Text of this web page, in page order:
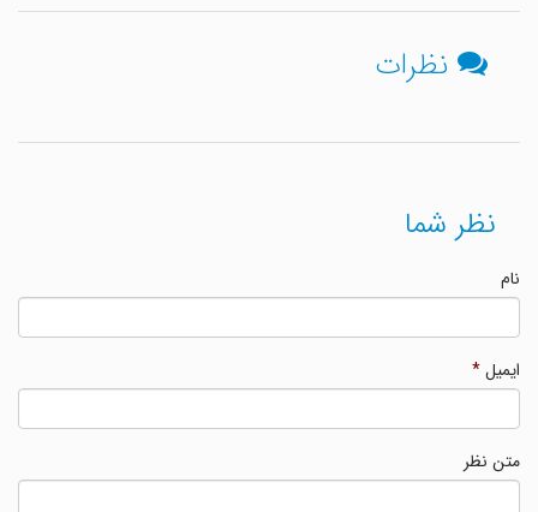
نظرات
نظر شما
ایمیل*
متن نظر